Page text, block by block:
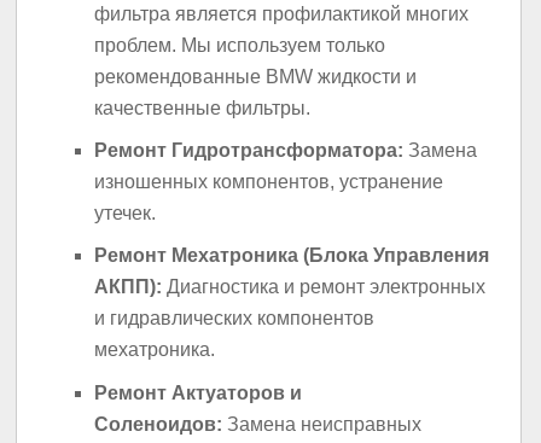
фильтра является профилактикой многих
проблем. Мы используем только
рекомендованные BMW жидкости и
качественные фильтры.
Ремонт Гидротрансформатора: Замена
изношенных компонентов, устранение
утечек.
Ремонт Мехатроника (Блока Управления
АКПП): Диагностика и ремонт электронных
и гидравлических компонентов
мехатроника.
Ремонт Актуаторов и
Соленоидов: Замена неисправных